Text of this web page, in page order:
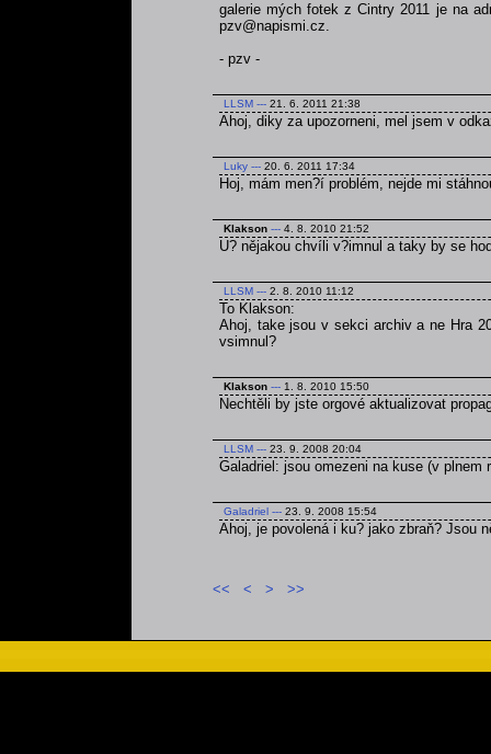
galerie mých fotek z Cintry 2011 je na
pzv@napismi.cz.
- pzv -
LLSM --- 21. 6. 2011 21:38
Ahoj, diky za upozorneni, mel jsem v
Luky --- 20. 6. 2011 17:34
Hoj, mám men?í problém, nejde mi
Klakson --- 4. 8. 2010 21:52
U? nějakou chvíli v?imnul a taky by se
LLSM --- 2. 8. 2010 11:12
To Klakson:
Ahoj, take jsou v sekci archiv a ne Hra
vsimnul?
Klakson --- 1. 8. 2010 15:50
Nechtěli by jste orgové aktualizovat
LLSM --- 23. 9. 2008 20:04
Galadriel: jsou omezeni na kuse (v plnem
Galadriel --- 23. 9. 2008 15:54
Ahoj, je povolená i ku? jako zbraň? Jsou
<< < > >>